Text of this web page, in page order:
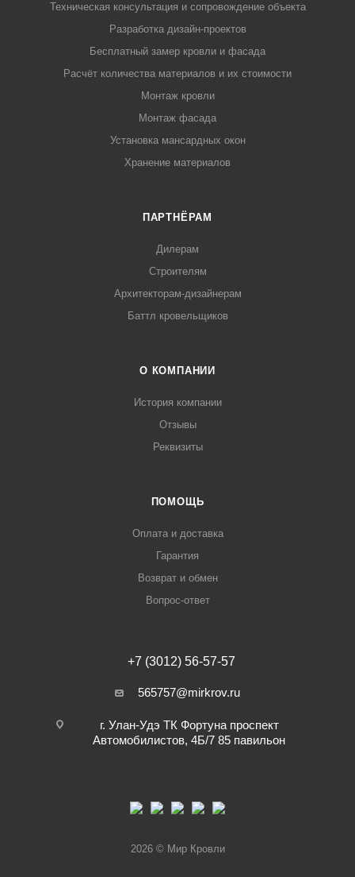
Техническая консультация и сопровождение объекта
Разработка дизайн-проектов
Бесплатный замер кровли и фасада
Расчёт количества материалов и их стоимости
Монтаж кровли
Монтаж фасада
Установка мансардных окон
Хранение материалов
ПАРТНЁРАМ
Дилерам
Строителям
Архитекторам-дизайнерам
Баттл кровельщиков
О КОМПАНИИ
История компании
Отзывы
Реквизиты
ПОМОЩЬ
Оплата и доставка
Гарантия
Возврат и обмен
Вопрос-ответ
+7 (3012) 56-57-57
565757@mirkrov.ru
г. Улан-Удэ ​ТК Фортуна​ проспект
Автомобилистов, 4Б/7 ​85 павильон
2026 © Мир Кровли